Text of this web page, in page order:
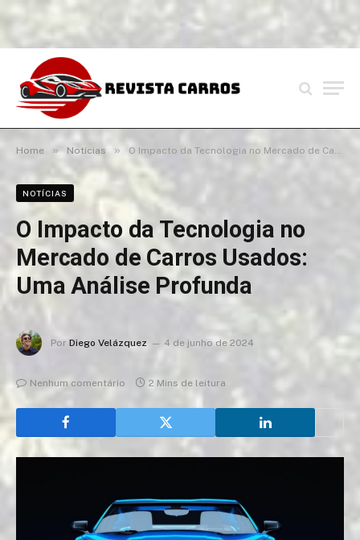
Home » Notícias » O Impacto da Tecnologia no Mercado de Carros Usados: Uma Análise Profunda
NOTÍCIAS
O Impacto da Tecnologia no
Mercado de Carros Usados:
Uma Análise Profunda
Por Diego Velázquez 4 de junho de 2024
Nenhum comentário 2 Mins de leitura